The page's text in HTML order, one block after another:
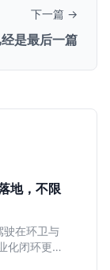
下一篇 →
是最后一篇
地，不限
在环卫与
化闭环更清
岗位稳定